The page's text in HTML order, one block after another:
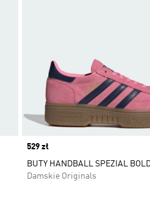
Price
529 zł
BUTY HANDBALL SPEZIAL
Damskie Originals